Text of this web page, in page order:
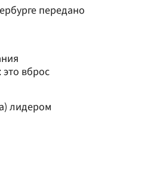
передано
вброс
лидером